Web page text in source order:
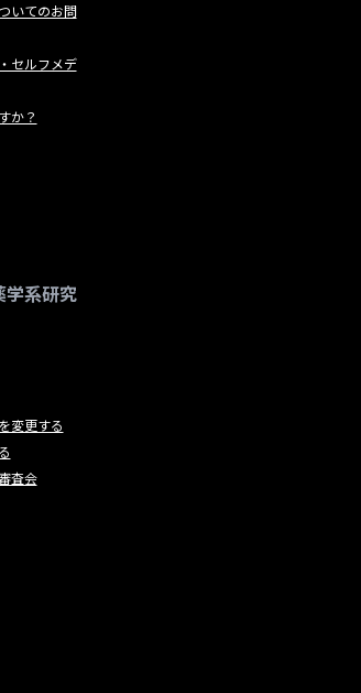
いてのお問
セルフメデ
か？
学系研究
変更する
査会